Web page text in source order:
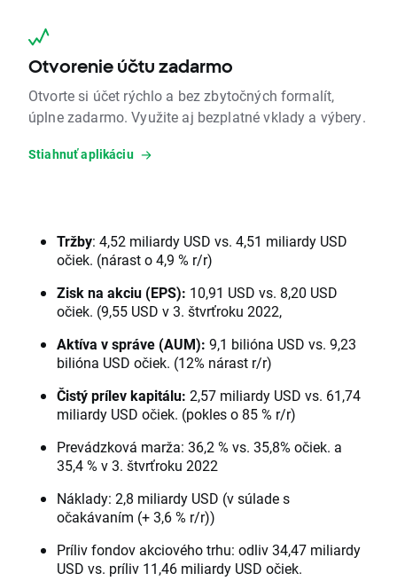
Otvorenie účtu zadarmo
Otvorte si účet rýchlo a bez zbytočných formalít,
úplne zadarmo. Využite aj bezplatné vklady a výbery.
Stiahnuť aplikáciu
Tržby: 4,52 miliardy USD vs. 4,51 miliardy USD
očiek. (nárast o 4,9 % r/r)
Zisk na akciu (EPS): 10,91 USD vs. 8,20 USD
očiek. (9,55 USD v 3. štvrťroku 2022,
Aktíva v správe (AUM): 9,1 bilióna USD vs. 9,23
bilióna USD očiek. (12% nárast r/r)
Čistý prílev kapitálu: 2,57 miliardy USD vs. 61,74
miliardy USD očiek. (pokles o 85 % r/r)
Prevádzková marža: 36,2 % vs. 35,8% očiek. a
35,4 % v 3. štvrťroku 2022
Náklady: 2,8 miliardy USD (v súlade s
očakávaním (+ 3,6 % r/r))
Príliv fondov akciového trhu: odliv 34,47 miliardy
USD vs. príliv 11,46 miliardy USD očiek.